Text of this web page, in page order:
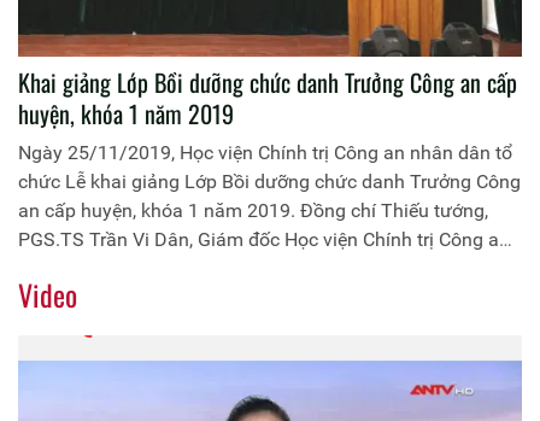
Khai giảng Lớp Bồi dưỡng chức danh Trưởng Công an cấp
huyện, khóa 1 năm 2019
Ngày 25/11/2019, Học viện Chính trị Công an nhân dân tổ
chức Lễ khai giảng Lớp Bồi dưỡng chức danh Trưởng Công
an cấp huyện, khóa 1 năm 2019. Đồng chí Thiếu tướng,
PGS.TS Trần Vi Dân, Giám đốc Học viện Chính trị Công an
Video